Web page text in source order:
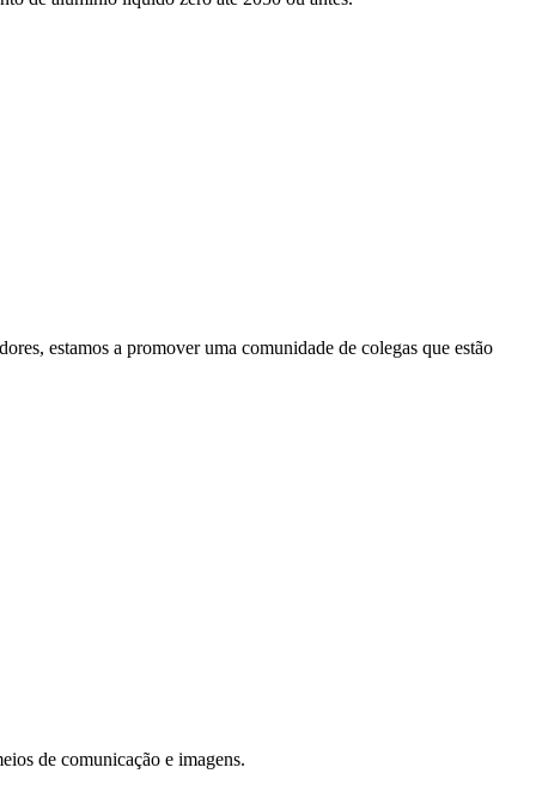
estamos a promover uma comunidade de colegas que estão
de comunicação e imagens.